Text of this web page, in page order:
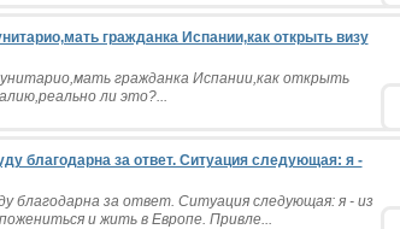
гражданка Испании,как открыть визу
гражданка Испании,как открыть
ли это?...
благодарна за ответ. Ситуация следующая: я -
благодарна за ответ. Ситуация следующая: я - из
и жить в Европе. Привле...